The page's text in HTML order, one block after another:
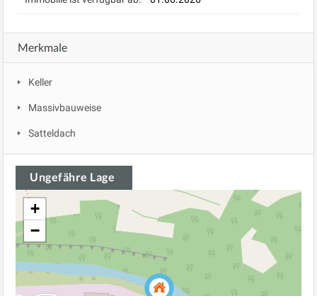
Merkmale
Keller
Massivbauweise
Satteldach
Ungefähre Lage
+
−